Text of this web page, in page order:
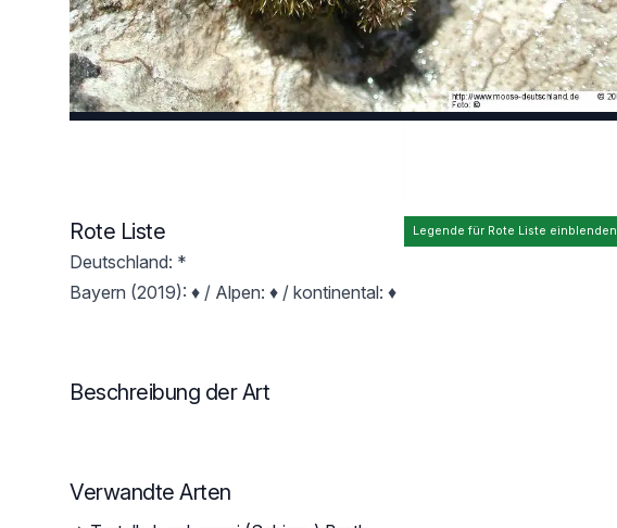
Legende für Rote Liste einblenden
Rote Liste
Deutschland: *
Bayern (2019): ♦ / Alpen: ♦ / kontinental: ♦
Beschreibung der Art
Verwandte Arten